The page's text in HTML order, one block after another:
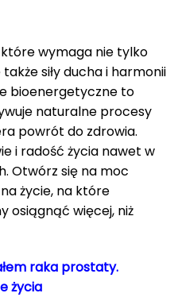
wymaga nie tylko
siły ducha i harmonii
bioenergetyczne to
naturalne procesy
powrót do zdrowia.
i radość życia nawet w
Otwórz się na moc
życie, na które
osiągnąć więcej, niż
raka prostaty.
życia